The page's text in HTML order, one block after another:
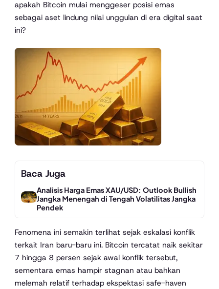
apakah Bitcoin mulai menggeser posisi emas
sebagai aset lindung nilai unggulan di era digital saat
ini?
Baca Juga
Analisis Harga Emas XAU/USD: Outlook Bullish
Jangka Menengah di Tengah Volatilitas Jangka
Pendek
Fenomena ini semakin terlihat sejak eskalasi konflik
terkait Iran baru-baru ini. Bitcoin tercatat naik sekitar
7 hingga 8 persen sejak awal konflik tersebut,
sementara emas hampir stagnan atau bahkan
melemah relatif terhadap ekspektasi safe-haven